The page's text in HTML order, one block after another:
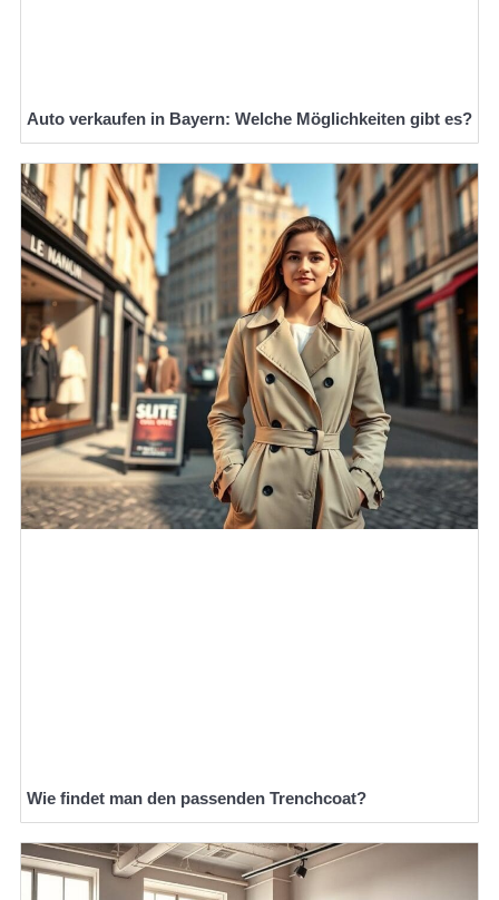
Auto verkaufen in Bayern: Welche Möglichkeiten gibt es?
Wie findet man den passenden Trenchcoat?